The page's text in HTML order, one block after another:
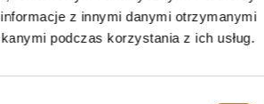
z innymi danymi otrzymanymi
podczas korzystania z ich usług.
09